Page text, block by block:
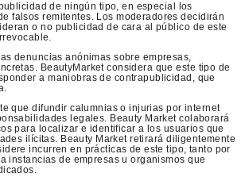
de ningún tipo, en especial los
falsos remitentes. Los moderadores decidirán
o no publicidad de cara al público de este
denuncias anónimas sobre empresas,
BeautyMarket considera que este tipo de
a maniobras de contrapublicidad, que
que difundir calumnias o injurias por internet
legales. Beauty Market colaborará
para localizar e identificar a los usuarios que
ilícitas. Beauty Market retirará diligentemente
incurren en prácticas de este tipo, tanto por
instancias de empresas u organismos que